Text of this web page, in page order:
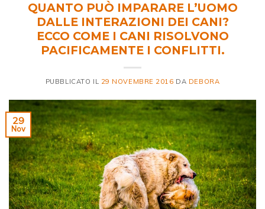
QUANTO PUÒ IMPARARE L’UOMO
DALLE INTERAZIONI DEI CANI?
ECCO COME I CANI RISOLVONO
PACIFICAMENTE I CONFLITTI.
PUBBLICATO IL 29 NOVEMBRE 2016 DA DEBORA
29
Nov